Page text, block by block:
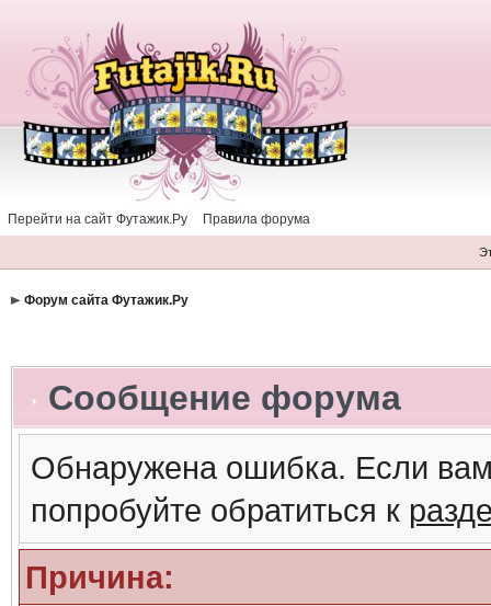
Перейти на сайт Футажик.Ру Правила форума
Форум сайта Футажик.Ру
Сообщение форума
Обнаружена ошибка. Если
попробуйте обратиться к
Причина: